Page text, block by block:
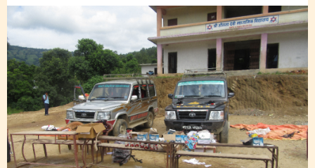
Springe
zum
Inhalt